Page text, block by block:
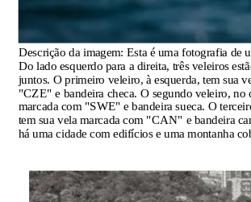
Descrição da imagem: Esta é uma fotografia de
Do lado esquerdo para a direita, três veleiros
juntos. O primeiro veleiro, à esquerda, tem sua
"CZE" e bandeira checa. O segundo veleiro, no
marcada com "SWE" e bandeira sueca. O
tem sua vela marcada com "CAN" e bandeira
há uma cidade com edifícios e uma montanha